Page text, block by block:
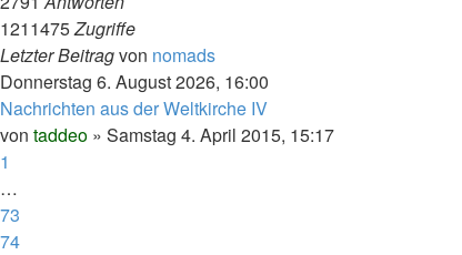
1211475Zugriffe
Letzter Beitragvon nomads
Donnerstag 6. August 2026, 16:00
Nachrichten aus der Weltkirche IV
von taddeo » Samstag 4. April 2015, 15:17
1
…
73
74